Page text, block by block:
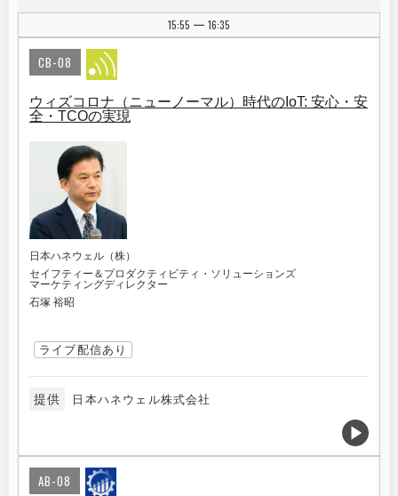
15:55 | 16:35
CB-08
ウィズコロナ（ニューノーマル）時代のIoT: 安心・安
全・TCOの実現
日本ハネウェル（株）
セイフティー＆プロダクティビティ・ソリューションズ
マーケティングディレクター
石塚 裕昭
ライブ配信あり
提供 日本ハネウェル株式会社
AB-08